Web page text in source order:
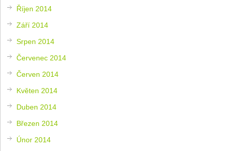
Říjen 2014
Září 2014
Srpen 2014
Červenec 2014
Červen 2014
Květen 2014
Duben 2014
Březen 2014
Únor 2014